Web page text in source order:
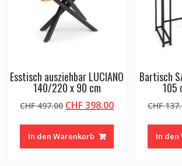
Esstisch ausziehbar LUCIANO
140/220 x 90 cm
CHF497.00 Ursprünglicher
war:
CHF 497.00
CHF398.00Aktueller
CHF 398.00.
In den Warenkorb
Bartisch
105
CHF
In den